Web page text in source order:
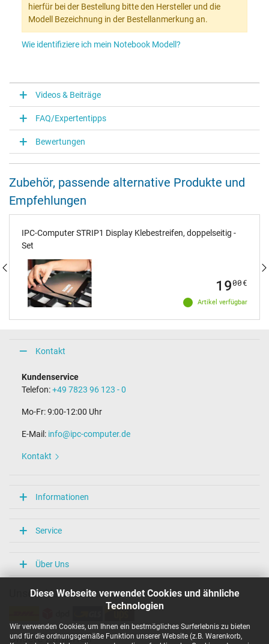
Diese Webseite verwendet Cookies und ähnliche
Technologien
Wir verwenden Cookies, um Ihnen ein bestmögliches Surferlebnis zu bieten
und für die ordnungsgemäße Funktion unserer Website (z.B. Warenkorb,
hierfür bei der Bestellung bitte den Hersteller und die
Modell Bezeichnung in der Bestellanmerkung an.
Wie identifiziere ich mein Notebook Modell?
Videos & Beiträge
FAQ/Expertentipps
Bewertungen
Zubehör, passende alternative Produkte und
Empfehlungen
IPC-Computer STRIP1 Display Klebestreifen, doppelseitig -
Set
Artikel verfügbar
1900€
Kontakt
Kundenservice
Telefon:+49 7823 96 123 - 0
Mo-Fr: 9:00-12:00 Uhr
E-Mail: info@ipc-computer.de
Kontakt
Informationen
Service
Über Uns
Unsere Versandarten
Unsere Zahlarten